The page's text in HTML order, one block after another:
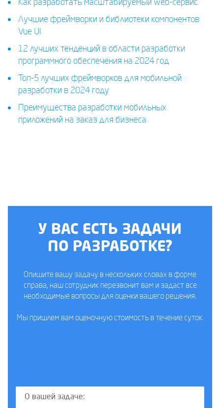
Как разработать масштабируемый web-сервис
Лучшие фреймворки и библиотеки компонентов
Vue UI
12 лучших тенденций в области разработки
программного обеспечения на 2024 год
Топ-5 лучших фреймворков для мобильной
разработки в 2024 году
Преимущества разработки мобильных
приложений на заказ для бизнеса
У ВАС ЕСТЬ ЗАДАЧИ
ПО РАЗРАБОТКЕ?
Опишите вашу задачу в нескольких словах в форме
справа, наш сотрудник перезвонит вам и задаст все
необходимые вопросы для оценки вашего решения.
Мы пришлем вам оценочную стоимость в течение суток.